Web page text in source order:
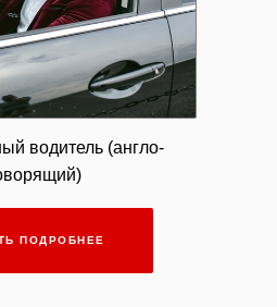
водитель (англо-
ПОДРОБНЕЕ